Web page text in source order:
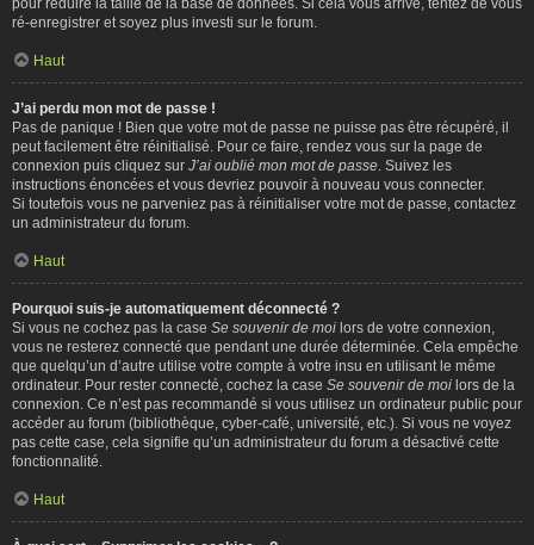
ré-enregistrer et soyez plus investi sur le forum.
Haut
J’ai perdu mon mot de passe !
Pas de panique ! Bien que votre mot de passe ne puisse pas être récupéré, il
peut facilement être réinitialisé. Pour ce faire, rendez vous sur la page de
connexion puis cliquez sur J’ai oublié mon mot de passe . Suivez les
instructions énoncées et vous devriez pouvoir à nouveau vous connecter.
Si toutefois vous ne parveniez pas à réinitialiser votre mot de passe, contactez
un administrateur du forum.
Haut
Pourquoi suis-je automatiquement déconnecté ?
Si vous ne cochez pas la case Se souvenir de moi lors de votre connexion,
vous ne resterez connecté que pendant une durée déterminée. Cela empêche
que quelqu’un d’autre utilise votre compte à votre insu en utilisant le même
ordinateur. Pour rester connecté, cochez la case Se souvenir de moi lors de la
connexion. Ce n’est pas recommandé si vous utilisez un ordinateur public pour
accéder au forum (bibliothèque, cyber-café, université, etc.). Si vous ne voyez
pas cette case, cela signifie qu’un administrateur du forum a désactivé cette
fonctionnalité.
Haut